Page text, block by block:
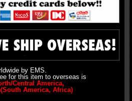
by EMS.
for this item to overseas is
Central America,
America, Africa)